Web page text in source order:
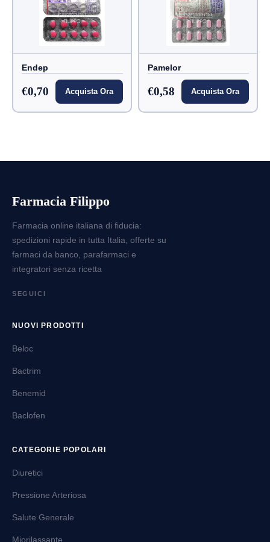
Endep
€0,70 Acquista Ora
Pamelor
€0,58 Acquista Ora
Farmacia Filippo
Farmacia online italiana di fiducia:
spedizioni rapide in tutta Italia, offerte su
farmaci da banco, parafarmaci e
integratori senza ricetta
SEGUICI
NUOVI PRODOTTI
Beloc
Bactrim
Benemid
Baclofen
CATEGORIE POPOLARI
Diuretici
Pressione Arteriosa
Salute Generale
Miorilassante